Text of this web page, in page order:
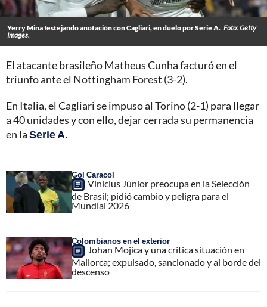
Yerry Mina festejando anotación con Cagliari, en duelo por Serie A. Foto: Getty
Images.
El atacante brasileño Matheus Cunha facturó en el
triunfo ante el Nottingham Forest (3-2).
En Italia, el Cagliari se impuso al Torino (2-1) para llegar
a 40 unidades y con ello, dejar cerrada su permanencia
en laSerie A.
Gol Caracol
Vinícius Júnior preocupa en la Selección
de Brasil; pidió cambio y peligra para el
Mundial 2026
Colombianos en el exterior
Johan Mojica y una crítica situación en
Mallorca; expulsado, sancionado y al borde del
descenso